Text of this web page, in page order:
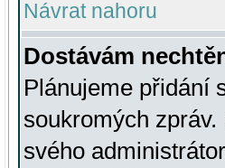
Návrat nahoru
Dostávám
Plánujeme přidání
soukromých
svého